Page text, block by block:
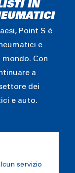
IN
Point S è
e
Con
a
dei
e auto.
servizio